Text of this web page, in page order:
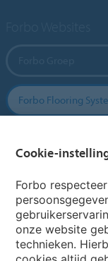
Forbo Flooring
Website
Kies uw land
Cookie-
Forbo
onze website
technieken.